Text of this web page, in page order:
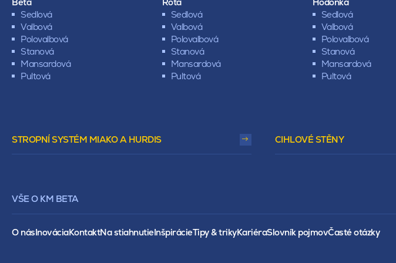
Sedlová
Valbová
Polovalbová
Stanová
Mansardová
Pultová
Sedlová
Valbová
Polovalbová
Stanová
Mansardová
Pultová
Sedlová
Valbová
Polovalbová
Stanová
Mansardová
Pultová
STROPNÍ SYSTÉM MIAKO A HURDIS CIHLOVÉ STĚNY
VŠE O KM BETA
O násInováciaKontaktNa stiahnutieInšpirácieTipy & trikyKariéraSlovník pojmovČasté otázky